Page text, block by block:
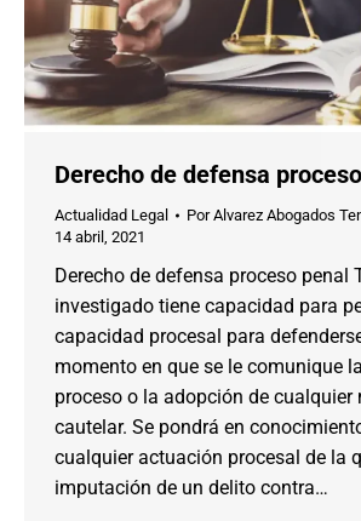
Derecho de defensa
Actualidad Legal PorAlvarez Abogados
14 abril, 2021
Derecho de defensa proceso penal
investigado tiene capacidad para
capacidad procesal para
momento en que se le comunique
proceso o la adopción de cualquier
cautelar. Se pondrá en
cualquier actuación procesal de la
imputación de un delito contra…